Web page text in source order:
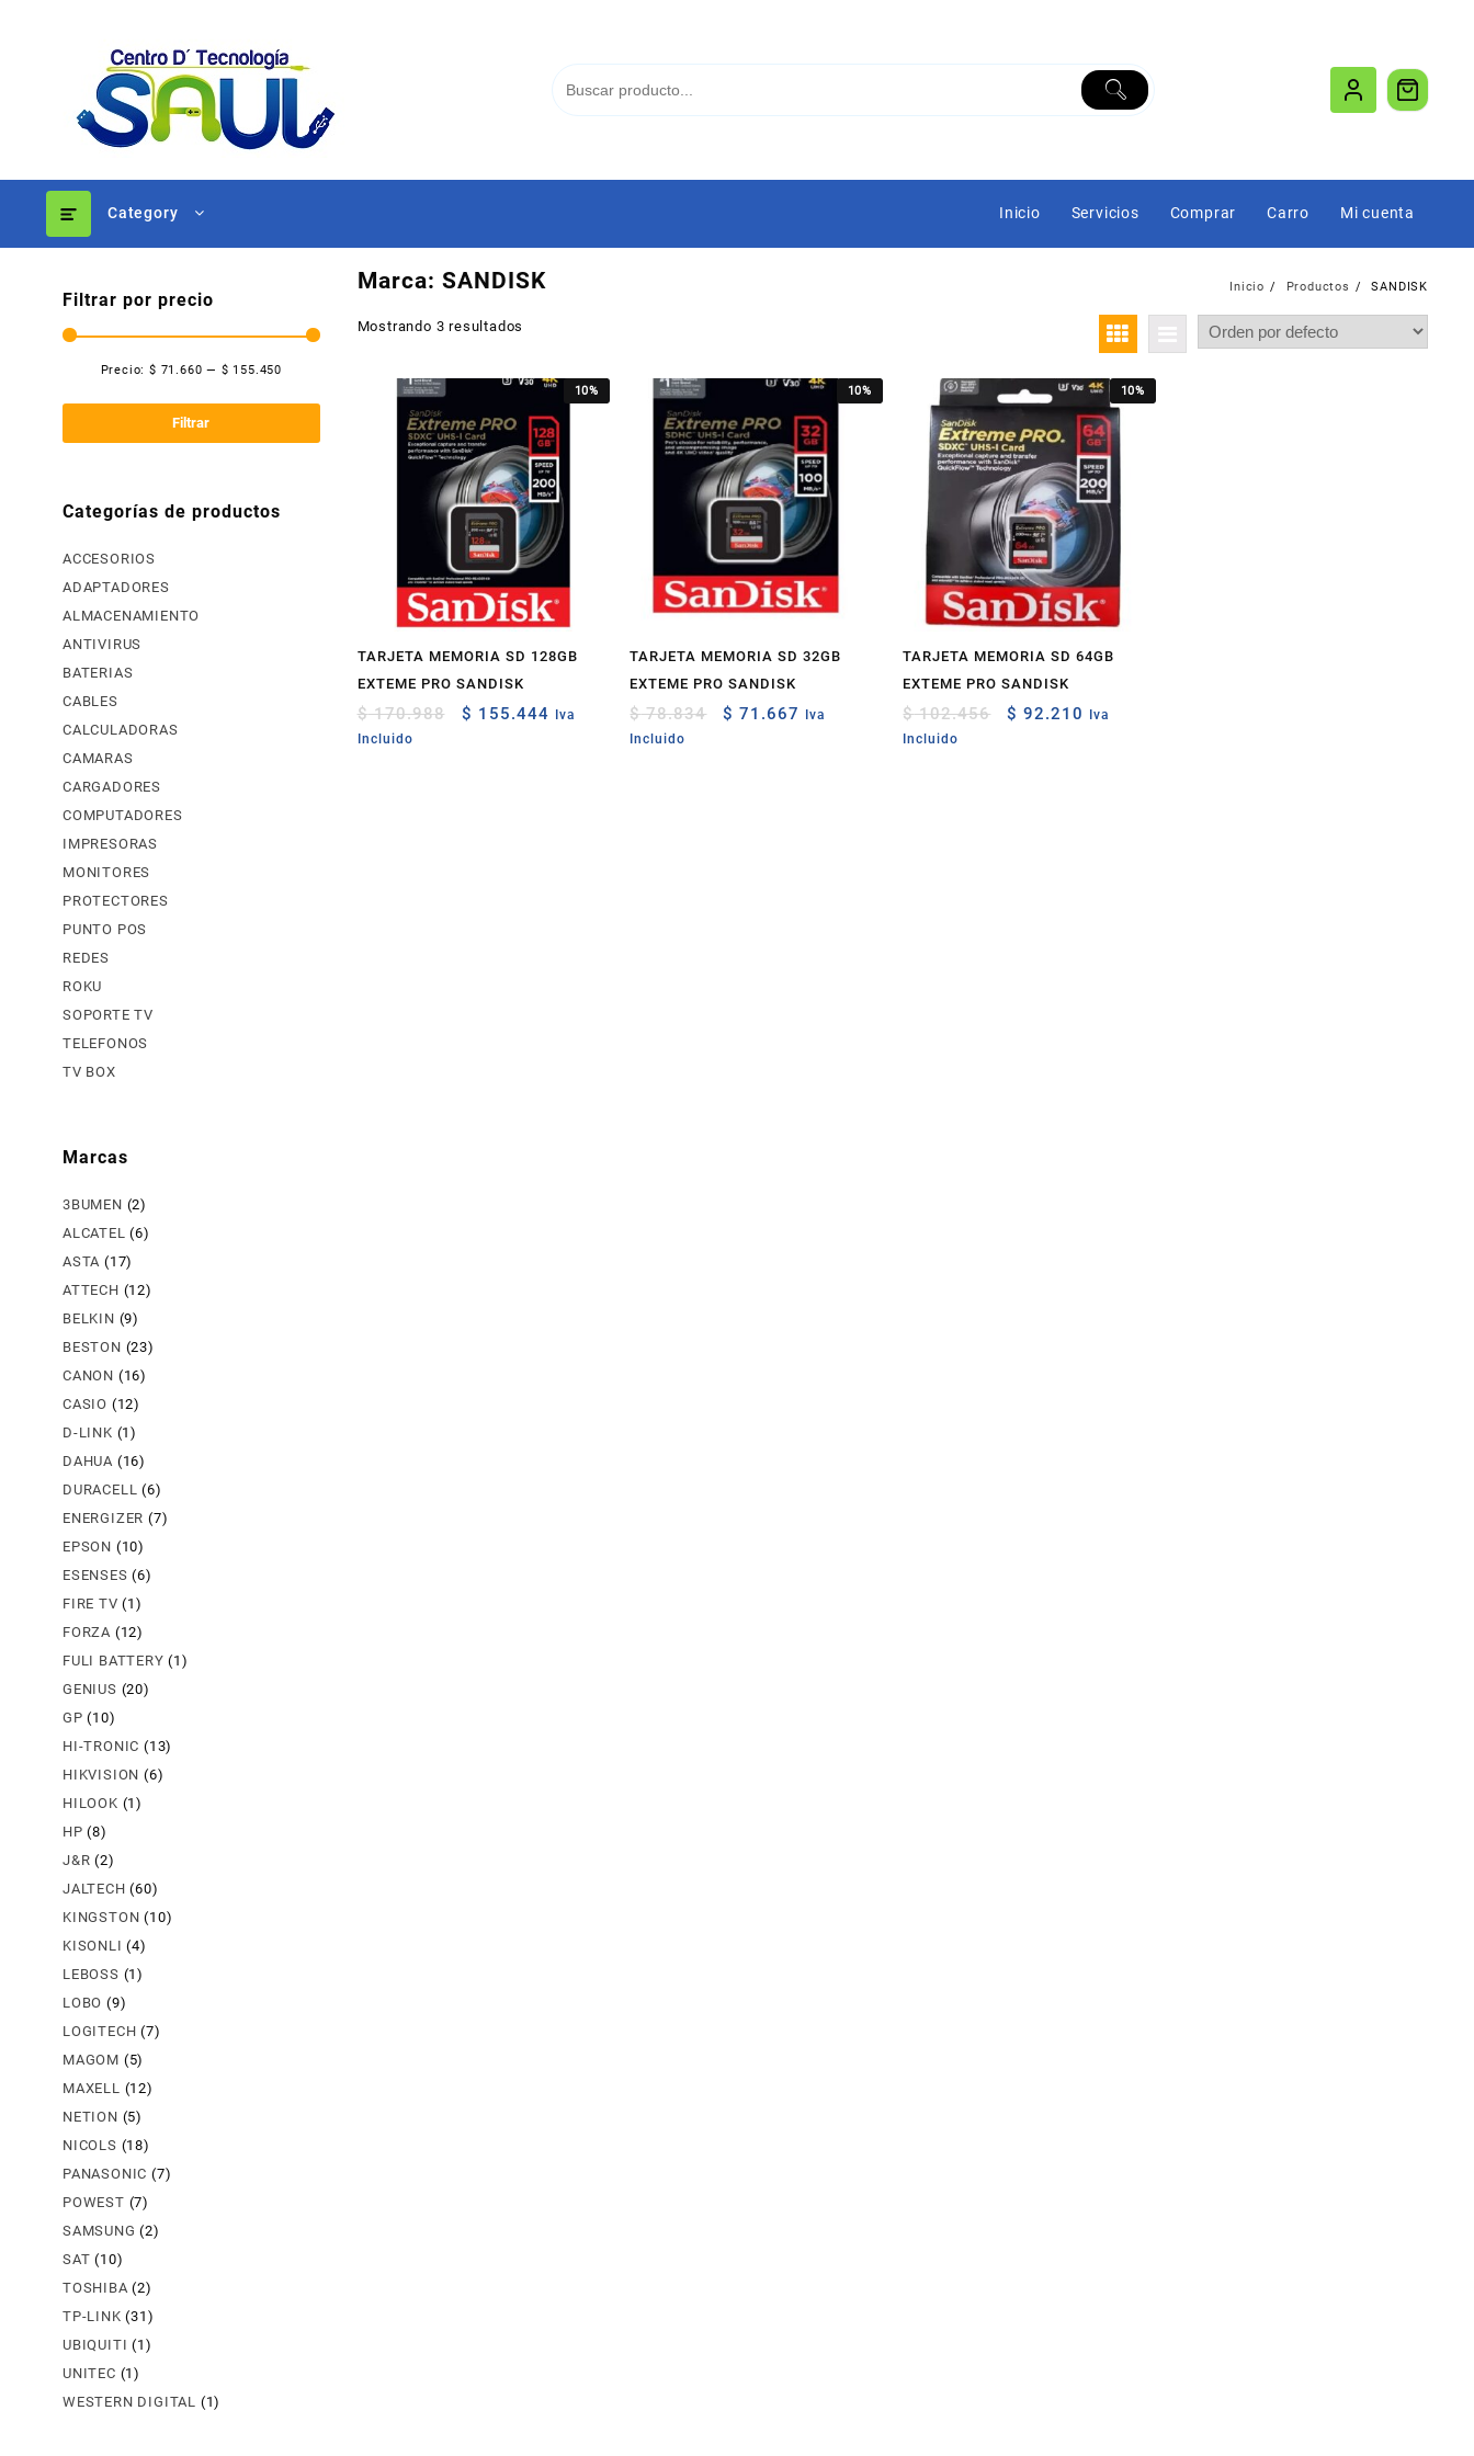
Category Inicio Servicios Comprar Carro Mi cuenta
Marca: SANDISK Inicio Productos SANDISK
Mostrando 3 resultados
10%
TARJETA MEMORIA SD 128GB
EXTEME PRO SANDISK
$170.988
Original
$ 155.444Current
Iva
Incluido
10%
TARJETA MEMORIA SD 32GB
EXTEME PRO SANDISK
$78.834
Original
$ 71.667 Current
Iva
Incluido
10%
TARJETA MEMORIA SD 64GB
EXTEME PRO SANDISK
$102.456
Original
$ 92.210 Current
Iva
Incluido
Filtrar por precio
Filtrar
Precio: $ 71.660 — $ 155.450
Categorías de productos
ACCESORIOS
ADAPTADORES
ALMACENAMIENTO
ANTIVIRUS
BATERIAS
CABLES
CALCULADORAS
CAMARAS
CARGADORES
COMPUTADORES
IMPRESORAS
MONITORES
PROTECTORES
PUNTO POS
REDES
ROKU
SOPORTE TV
TELEFONOS
TV BOX
Marcas
3BUMEN (2)
ALCATEL (6)
ASTA (17)
ATTECH (12)
BELKIN (9)
BESTON (23)
CANON (16)
CASIO (12)
D-LINK (1)
DAHUA (16)
DURACELL (6)
ENERGIZER (7)
EPSON (10)
ESENSES (6)
FIRE TV (1)
FORZA (12)
FULI BATTERY (1)
GENIUS (20)
GP (10)
HI-TRONIC (13)
HIKVISION (6)
HILOOK (1)
HP (8)
J&R (2)
JALTECH (60)
KINGSTON (10)
KISONLI (4)
LEBOSS (1)
LOBO (9)
LOGITECH (7)
MAGOM (5)
MAXELL (12)
NETION (5)
NICOLS (18)
PANASONIC (7)
POWEST (7)
SAMSUNG (2)
SAT (10)
TOSHIBA (2)
TP-LINK (31)
UBIQUITI (1)
UNITEC (1)
WESTERN DIGITAL (1)